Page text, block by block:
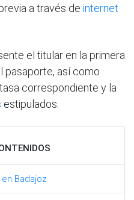
a través de internet
el titular en la primera
pasaporte, así como
correspondiente y la
estipulados.
Badajoz